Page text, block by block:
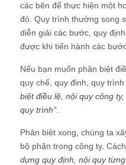
các bên để thực hiện một
đó. Quy trình thường song
diễn giải các bước, quy
được khi tiến hành các
Nếu bạn muốn phân biệt
quy chế, quy đinh, quy
biệt điều lệ, nội quy công
quy trình".
Phân biệt xong, chúng ta
bộ phận trong công ty.
dựng quy định, nội quy